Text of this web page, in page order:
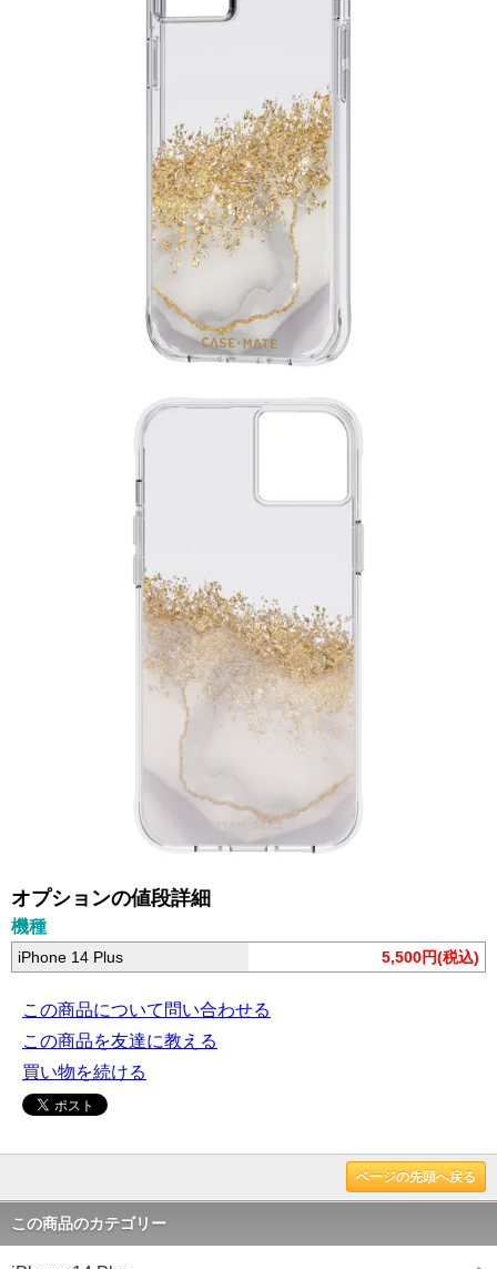
オプションの値段詳細
機種
iPhone 14 Plus 5,500円(税込)
この商品について問い合わせる
この商品を友達に教える
買い物を続ける
ページの先頭へ戻る
この商品のカテゴリー